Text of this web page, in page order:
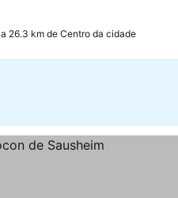
a 26.3 km de Centro da cidade